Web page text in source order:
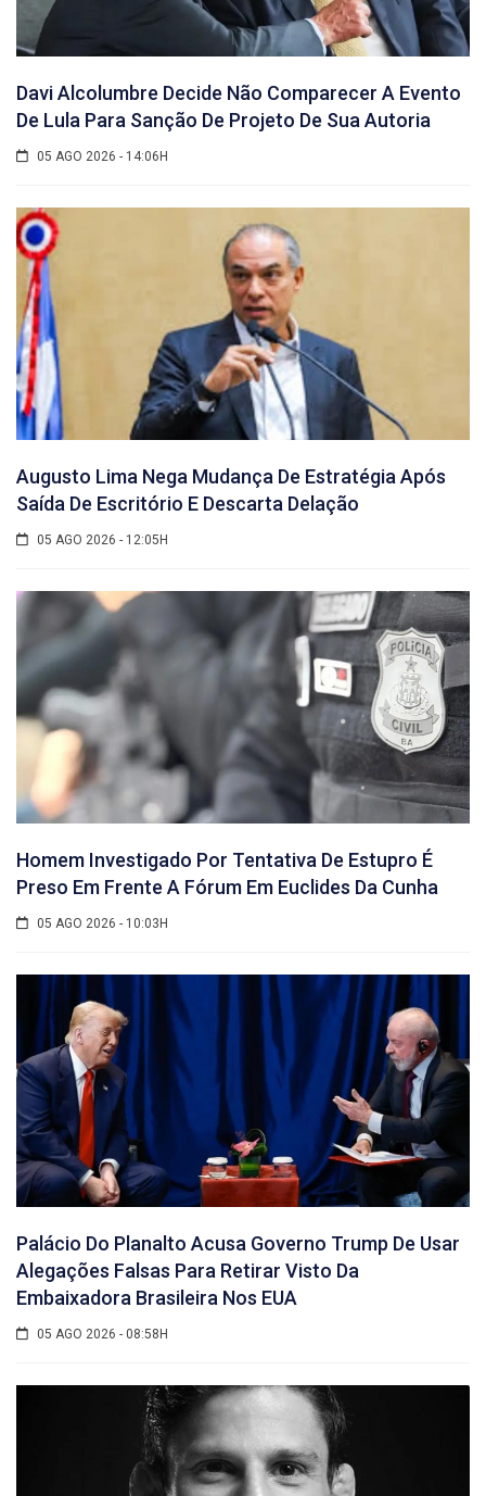
Davi Alcolumbre Decide Não Comparecer A Evento
De Lula Para Sanção De Projeto De Sua Autoria
05 AGO 2026 - 14:06H
Augusto Lima Nega Mudança De Estratégia Após
Saída De Escritório E Descarta Delação
05 AGO 2026 - 12:05H
Homem Investigado Por Tentativa De Estupro É
Preso Em Frente A Fórum Em Euclides Da Cunha
05 AGO 2026 - 10:03H
Palácio Do Planalto Acusa Governo Trump De Usar
Alegações Falsas Para Retirar Visto Da
Embaixadora Brasileira Nos EUA
05 AGO 2026 - 08:58H